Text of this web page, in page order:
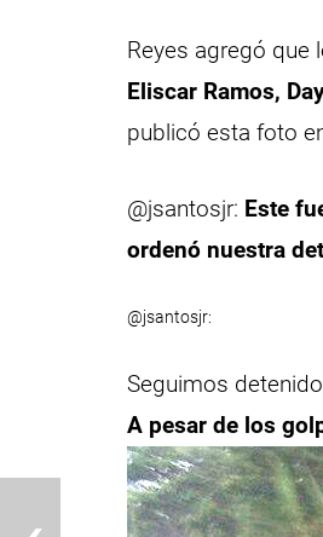
Reyes agregó
Eliscar Ramos,
publicó esta foto
@jsantosjr: Este
ordenó nuestra
@jsantosjr:
Seguimos
A pesar de los